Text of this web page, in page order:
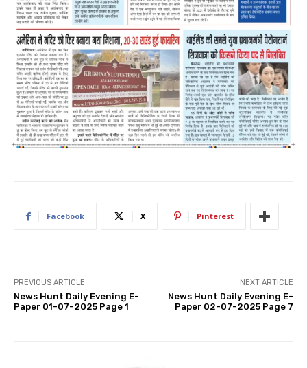
Facebook X Pinterest
PREVIOUS ARTICLE
News Hunt Daily Evening E-
Paper 01-07-2025 Page 1
NEXT ARTICLE
News Hunt Daily Evening E-
Paper 02-07-2025 Page 7